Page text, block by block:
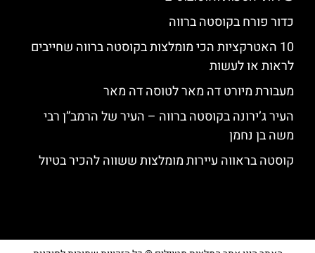
כדור פורח בקוסטה ברווה
10 האטרקציות הכי מומלצות בקוסטה ברווה שחייבים
לראות או לעשות
מעבורת מיורט דה מאר לטוסה דה מאר
העיר ג’ירונה בקוסטה ברווה – העיר של הרמב”ן רבי
משה בן נחמן
קוסטה בראווה עיירות מומלצות ששווה להכיר בטיול